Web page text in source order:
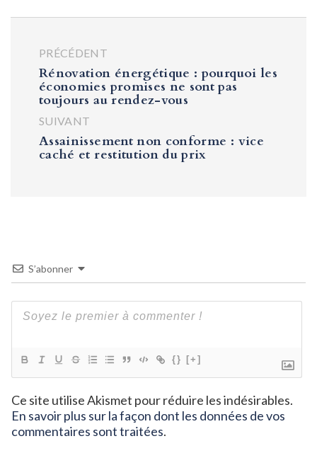
PRÉCÉDENT
Rénovation énergétique : pourquoi les
économies promises ne sont pas
toujours au rendez-vous
SUIVANT
Assainissement non conforme : vice
caché et restitution du prix
S’abonner
{} [+]
Ce site utilise Akismet pour réduire les indésirables.
En savoir plus sur la façon dont les données de vos
commentaires sont traitées.